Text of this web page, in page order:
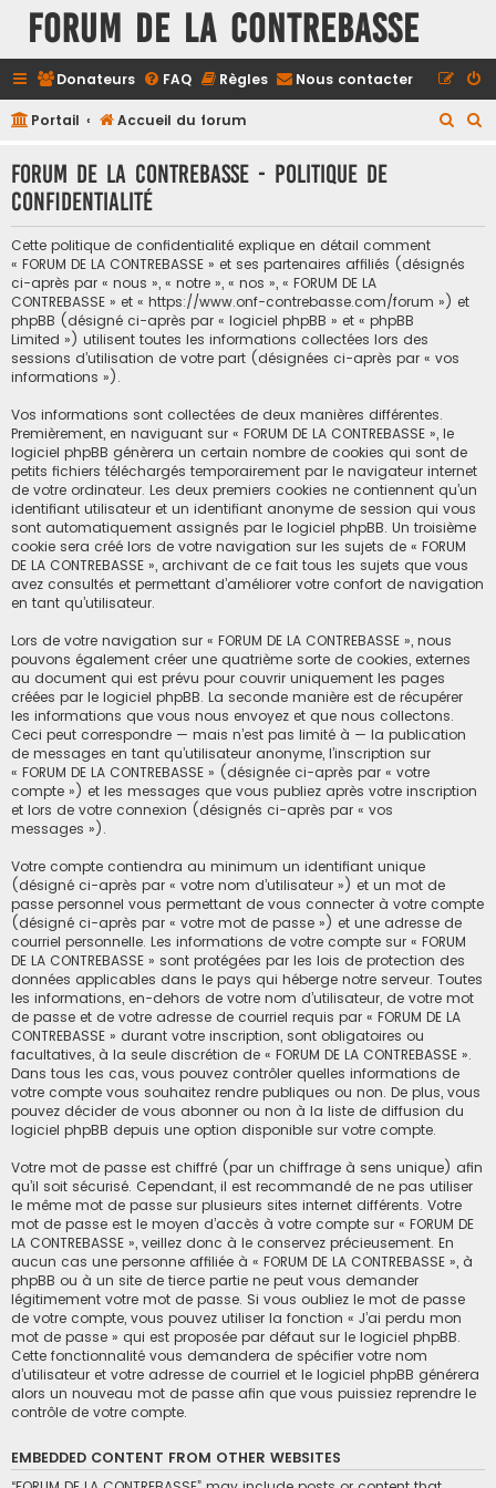
FORUM DE LA CONTREBASSE
Donateurs FAQ Règles Nous contacter
Portail Accueil du forum
r
FORUM DE LA CONTREBASSE - Politique de
confidentialité
Cette politique de confidentialité explique en détail comment
« FORUM DE LA CONTREBASSE » et ses partenaires affiliés (désignés
ci-après par « nous », « notre », « nos », « FORUM DE LA
CONTREBASSE » et « https://www.onf-contrebasse.com/forum ») et
phpBB (désigné ci-après par « logiciel phpBB » et « phpBB
Limited ») utilisent toutes les informations collectées lors des
sessions d’utilisation de votre part (désignées ci-après par « vos
informations »).
Vos informations sont collectées de deux manières différentes.
Premièrement, en naviguant sur « FORUM DE LA CONTREBASSE », le
logiciel phpBB génèrera un certain nombre de cookies qui sont de
petits fichiers téléchargés temporairement par le navigateur internet
de votre ordinateur. Les deux premiers cookies ne contiennent qu’un
identifiant utilisateur et un identifiant anonyme de session qui vous
sont automatiquement assignés par le logiciel phpBB. Un troisième
cookie sera créé lors de votre navigation sur les sujets de « FORUM
DE LA CONTREBASSE », archivant de ce fait tous les sujets que vous
avez consultés et permettant d’améliorer votre confort de navigation
en tant qu’utilisateur.
Lors de votre navigation sur « FORUM DE LA CONTREBASSE », nous
pouvons également créer une quatrième sorte de cookies, externes
au document qui est prévu pour couvrir uniquement les pages
créées par le logiciel phpBB. La seconde manière est de récupérer
les informations que vous nous envoyez et que nous collectons.
Ceci peut correspondre — mais n’est pas limité à — la publication
de messages en tant qu’utilisateur anonyme, l’inscription sur
« FORUM DE LA CONTREBASSE » (désignée ci-après par « votre
compte ») et les messages que vous publiez après votre inscription
et lors de votre connexion (désignés ci-après par « vos
messages »).
Votre compte contiendra au minimum un identifiant unique
(désigné ci-après par « votre nom d’utilisateur ») et un mot de
passe personnel vous permettant de vous connecter à votre compte
(désigné ci-après par « votre mot de passe ») et une adresse de
courriel personnelle. Les informations de votre compte sur « FORUM
DE LA CONTREBASSE » sont protégées par les lois de protection des
données applicables dans le pays qui héberge notre serveur. Toutes
les informations, en-dehors de votre nom d’utilisateur, de votre mot
de passe et de votre adresse de courriel requis par « FORUM DE LA
CONTREBASSE » durant votre inscription, sont obligatoires ou
facultatives, à la seule discrétion de « FORUM DE LA CONTREBASSE ».
Dans tous les cas, vous pouvez contrôler quelles informations de
votre compte vous souhaitez rendre publiques ou non. De plus, vous
pouvez décider de vous abonner ou non à la liste de diffusion du
logiciel phpBB depuis une option disponible sur votre compte.
Votre mot de passe est chiffré (par un chiffrage à sens unique) afin
qu’il soit sécurisé. Cependant, il est recommandé de ne pas utiliser
le même mot de passe sur plusieurs sites internet différents. Votre
mot de passe est le moyen d’accès à votre compte sur « FORUM DE
LA CONTREBASSE », veillez donc à le conservez précieusement. En
aucun cas une personne affiliée à « FORUM DE LA CONTREBASSE », à
phpBB ou à un site de tierce partie ne peut vous demander
légitimement votre mot de passe. Si vous oubliez le mot de passe
de votre compte, vous pouvez utiliser la fonction « J’ai perdu mon
mot de passe » qui est proposée par défaut sur le logiciel phpBB.
Cette fonctionnalité vous demandera de spécifier votre nom
d’utilisateur et votre adresse de courriel et le logiciel phpBB générera
alors un nouveau mot de passe afin que vous puissiez reprendre le
contrôle de votre compte.
EMBEDDED CONTENT FROM OTHER WEBSITES